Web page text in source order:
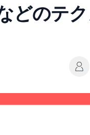
どのテ